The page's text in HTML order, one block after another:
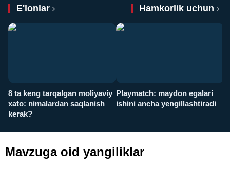
E'lonlar Hamkorlik uchun
8 ta keng tarqalgan moliyaviy
xato: nimalardan saqlanish
kerak?
Playmatch: maydon egalari
ishini ancha yengillashtiradi
Mavzuga oid yangiliklar